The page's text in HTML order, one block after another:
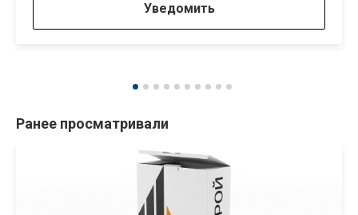
Уведомить
Ранее просматривали